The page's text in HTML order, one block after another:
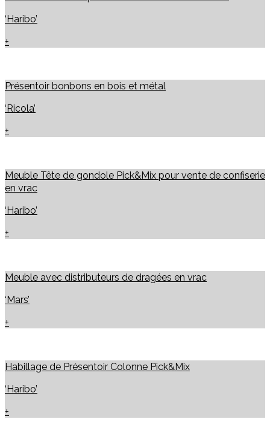
‘Haribo’
+
Présentoir bonbons en bois et métal
‘Ricola’
+
Meuble Tête de gondole Pick&Mix pour vente de confiserie
en vrac
‘Haribo’
+
Meuble avec distributeurs de dragées en vrac
‘Mars’
+
Habillage de Présentoir Colonne Pick&Mix
‘Haribo’
+